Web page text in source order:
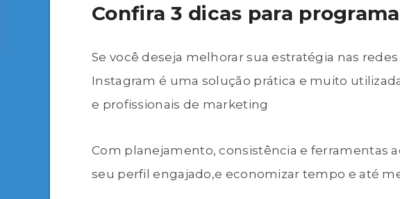
Confira 3 dicas para
Se você deseja melhorar sua estratégia nas
Instagram é uma solução prática e muito
e profissionais de marketing
Com planejamento, consistência e ferramentas
seu perfil engajado,e economizar tempo e até